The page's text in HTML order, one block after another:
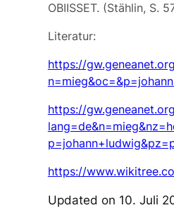
OBIISSET. (Stählin, S.
Literatur:
https://
https://
https://
Updated on 10. Juli